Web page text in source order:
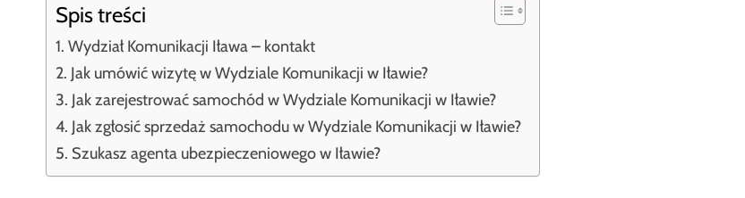
Spis treści
Wydział Komunikacji Iława – kontakt
Jak umówić wizytę w Wydziale Komunikacji w Iławie?
Jak zarejestrować samochód w Wydziale Komunikacji w Iławie?
Jak zgłosić sprzedaż samochodu w Wydziale Komunikacji w Iławie?
Szukasz agenta ubezpieczeniowego w Iławie?